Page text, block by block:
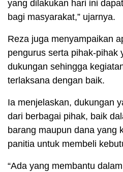
yang dilakukan hari ini
bagi masyarakat,” ujarnya.
Reza juga menyampaikan
pengurus serta pihak-pihak
dukungan sehingga
terlaksana dengan baik.
Ia menjelaskan, dukungan
dari berbagai pihak, baik
barang maupun dana yang
panitia untuk membeli
“Ada yang membantu